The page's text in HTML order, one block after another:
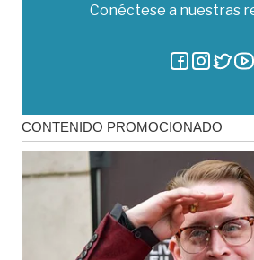
Conéctese a nuestras